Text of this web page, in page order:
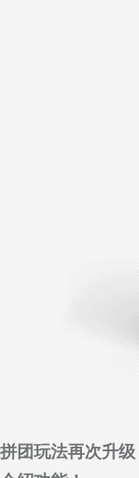
拼团玩法再次升